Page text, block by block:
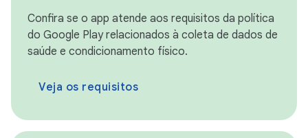
Confira se o app atende aos requisitos da política
do Google Play relacionados à coleta de dados de
saúde e condicionamento físico.
Veja os requisitos